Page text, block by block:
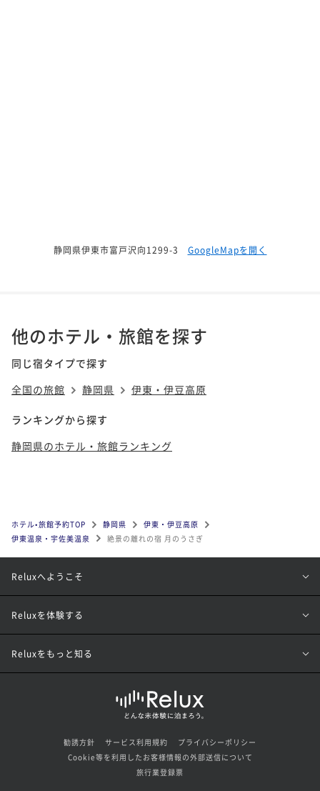
静岡県伊東市富戸沢向1299-3 GoogleMapを開く
他のホテル・旅館を探す
同じ宿タイプで探す
全国の旅館
静岡県 伊東・伊豆高原
ランキングから探す
静岡県のホテル・旅館ランキング
ホテル•旅館予約TOP 静岡県
伊東・伊豆高原
伊東温泉・宇佐美温泉
絶景の離れの宿 月のうさぎ
Reluxへようこそ
Reluxを体験する
Reluxをもっと知る
勧誘方針 サービス利用規約
プライバシーポリシー
Cookie等を利用したお客様情報の外部送信について
旅行業登録票